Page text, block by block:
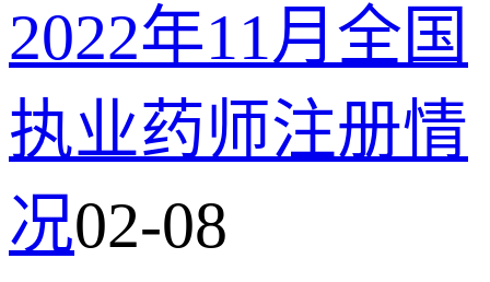
2022年11月全国
执业药师注册情
况02-08